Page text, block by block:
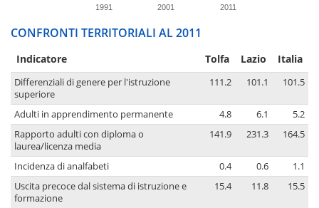
1991 2001 2011
CONFRONTI TERRITORIALI AL 2011
Indicatore Tolfa Lazio Italia
Differenziali di genere per l'istruzione
superiore
111.2 101.1 101.5
Adulti in apprendimento permanente 4.8 6.1
5.2
Rapporto adulti con diploma o
laurea/licenza media
141.9 231.3 164.5
Incidenza di analfabeti 0.4 0.6
1.1
Uscita precoce dal sistema di istruzione e
formazione
15.4 11.8 15.5